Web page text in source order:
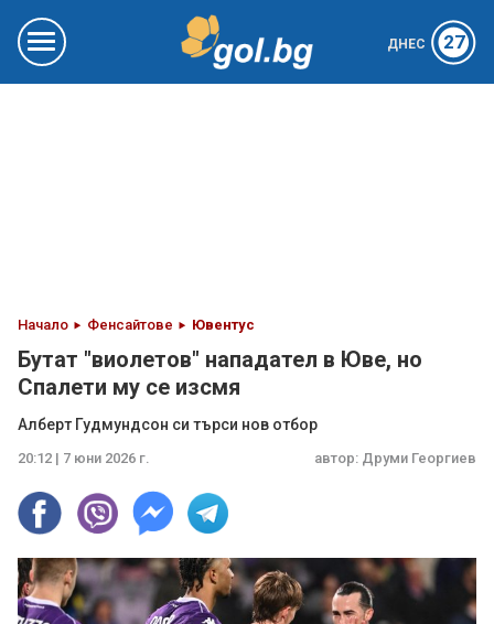
ДНЕС 27
Начало Фенсайтове Ювентус
Бутат "виолетов" нападател в Юве, но
Спалети му се изсмя
Алберт Гудмундсон си търси нов отбор
20:12 | 7 юни 2026 г. автор: Друми Георгиев